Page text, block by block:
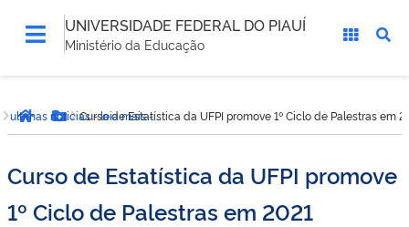
UNIVERSIDADE FEDERAL DO PIAUÍ
Ministério da Educação
está
aqui:Página inicial
Botão Menu ultimas noticias - leia mais - CCN
Curso de Estatística da UFPI promove 1º Ciclo de Palestras em
Curso de Estatística da UFPI promove
1º Ciclo de Palestras em 2021